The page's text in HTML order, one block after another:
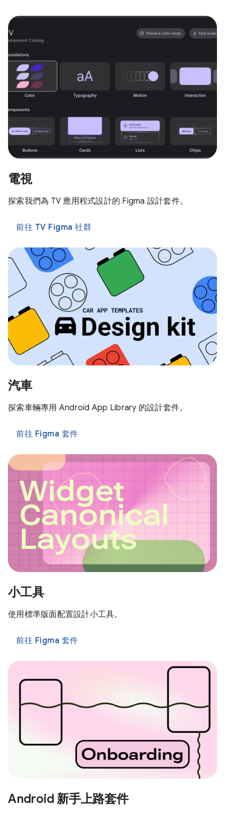
電視
探索我們為 TV 應用程式設計的 Figma 設計套件。
前往 TV Figma 社群
汽車
探索車輛專用 Android App Library 的設計套件。
前往 Figma 套件
小工具
使用標準版面配置設計小工具。
前往 Figma 套件
Android 新手上路套件